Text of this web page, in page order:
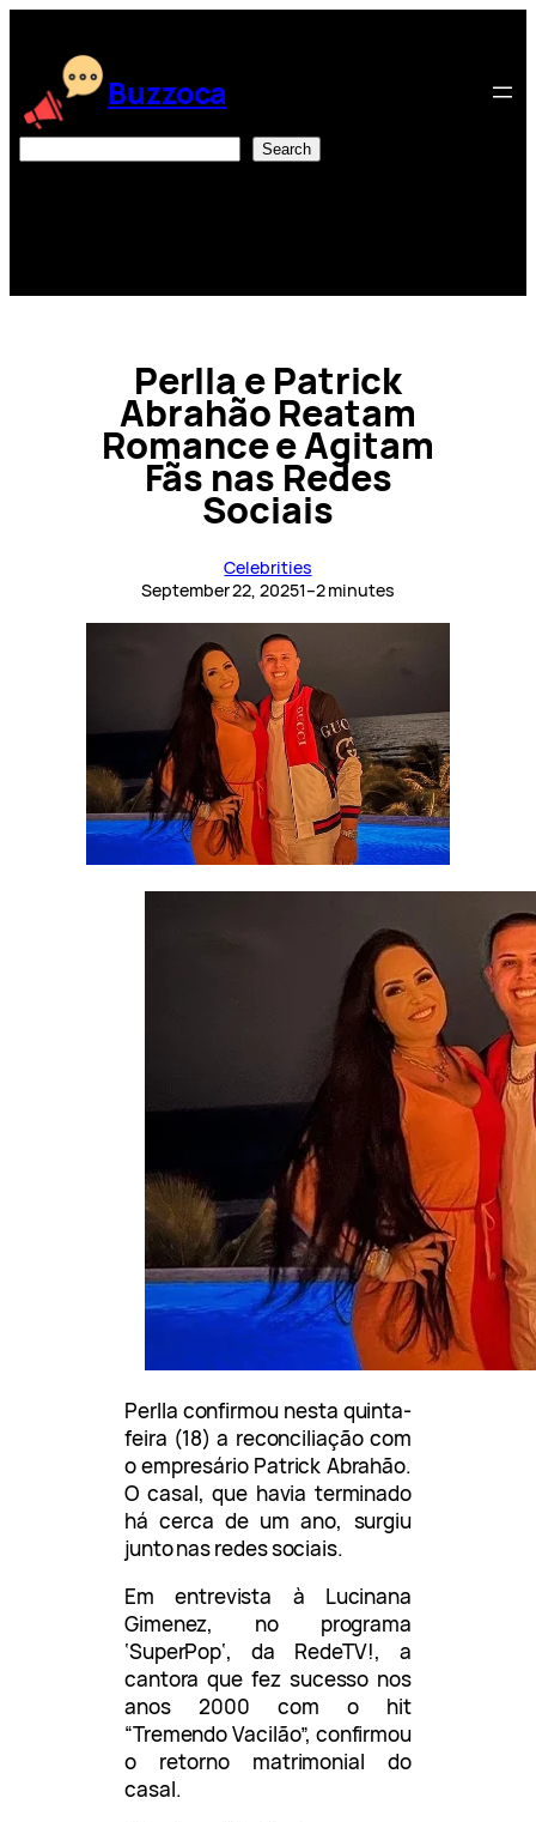
content
Buzzoca
Search
Perlla e Patrick
Abrahão Reatam
Romance e Agitam
Fãs nas Redes
Sociais
Celebrities
September 22, 20251–2 minutes
Perlla confirmou nesta quinta-
feira (18) a reconciliação com
o empresário Patrick Abrahão.
O casal, que havia terminado
há cerca de um ano, surgiu
junto nas redes sociais.
Em entrevista à Lucinana
Gimenez, no programa
‘SuperPop‘, da RedeTV!, a
cantora que fez sucesso nos
anos 2000 com o hit
“Tremendo Vacilão”, confirmou
o retorno matrimonial do
casal.